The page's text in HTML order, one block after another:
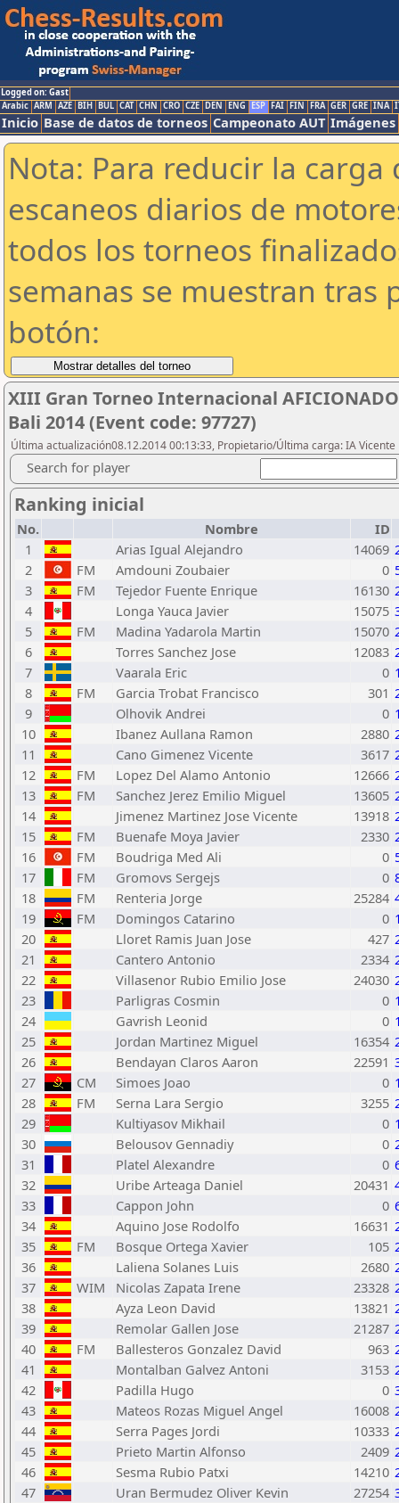
Logged on: Gast
Arabic ARM AZE BIH BUL CAT CHN CRO CZE DEN ENG ESP FAI FIN FRA GER GRE INA
Inicio Base de datos de torneos Campeonato AUT Imágenes
Nota: Para reducir la
escaneos diarios de
todos los torneos
semanas se muestran tras
botón:
XIII Gran Torneo Internacional
Bali 2014 (Event code: 97727)
Última actualización08.12.2014 00:13:33, Propietario/Última carga: IA Vicente
Search for player
Ranking inicial
No. Nombre
ID
1
Arias Igual Alejandro 14069
2
FM Amdouni Zoubaier 0
3
FM Tejedor Fuente Enrique 16130
4
Longa Yauca Javier 15075
5
FM Madina Yadarola Martin 15070
6
Torres Sanchez Jose 12083
7
Vaarala Eric 0
8
FM Garcia Trobat Francisco 301
9
Olhovik Andrei 0
10
Ibanez Aullana Ramon 2880
11
Cano Gimenez Vicente 3617
12
FM Lopez Del Alamo Antonio 12666
13
FM Sanchez Jerez Emilio Miguel 13605
14
Jimenez Martinez Jose Vicente 13918
15
FM Buenafe Moya Javier 2330
16
FM Boudriga Med Ali 0
17
FM Gromovs Sergejs 0
18
FM Renteria Jorge 25284
19
FM Domingos Catarino 0
20
Lloret Ramis Juan Jose 427
21
Cantero Antonio 2334
22
Villasenor Rubio Emilio Jose 24030
23
Parligras Cosmin 0
24
Gavrish Leonid 0
25
Jordan Martinez Miguel 16354
26
Bendayan Claros Aaron 22591
27
CM Simoes Joao 0
28
FM Serna Lara Sergio 3255
29
Kultiyasov Mikhail 0
30
Belousov Gennadiy 0
31
Platel Alexandre 0
32
Uribe Arteaga Daniel 20431
33
Cappon John 0
34
Aquino Jose Rodolfo 16631
35
FM Bosque Ortega Xavier 105
36
Laliena Solanes Luis 2680
37
WIM Nicolas Zapata Irene 23328
38
Ayza Leon David 13821
39
Remolar Gallen Jose 21287
40
FM Ballesteros Gonzalez David 963
41
Montalban Galvez Antoni 3153
42
Padilla Hugo 0
43
Mateos Rozas Miguel Angel 16008
44
Serra Pages Jordi 10333
45
Prieto Martin Alfonso 2409
46
Sesma Rubio Patxi 14210
47
Uran Bermudez Oliver Kevin 27254